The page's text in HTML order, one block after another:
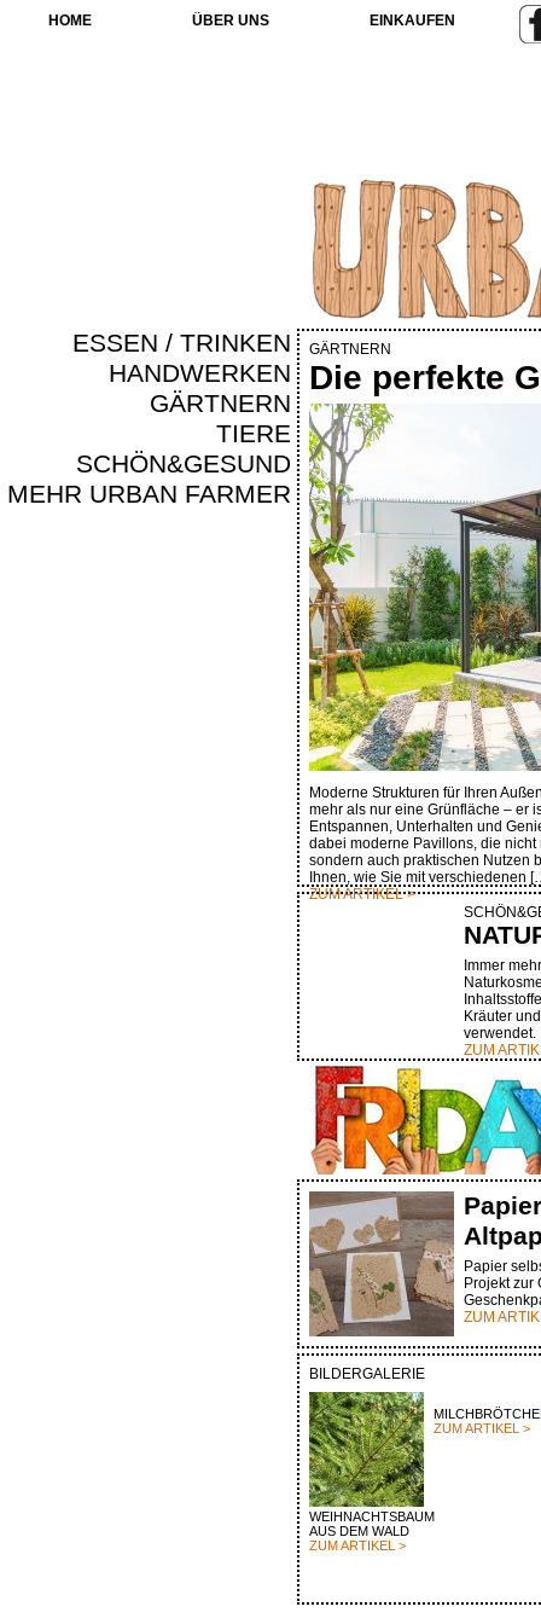
HOME ÜBER UNS EINKAUFEN
ESSEN / TRINKEN
HANDWERKEN
GÄRTNERN
TIERE
SCHÖN&GESUND
MEHR URBAN FARMER
GÄRTNERN
Die perfekte
Moderne Strukturen für Ihren
mehr als nur eine Grünfläche – er
Entspannen, Unterhalten und
dabei moderne Pavillons, die
sondern auch praktischen Nutzen
Ihnen, wie Sie mit verschiedenen
ZUM ARTIKEL >
Immer
Kräuter
verwendet.
ZUM
Papier
Projekt zur
ZUM
BILDERGALERIE
WEIHNACHTSBAUM
AUS DEM WALD
ZUM ARTIKEL >
ZUM ARTIKEL >